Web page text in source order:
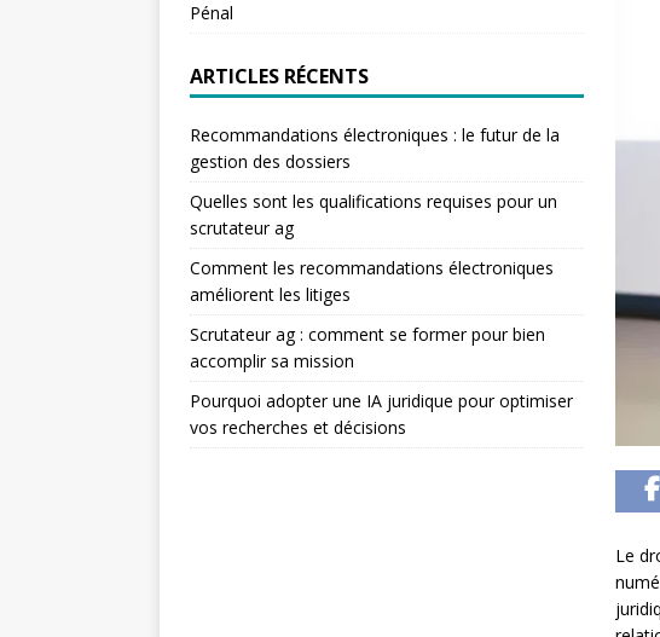
Le
Pénal
ARTICLES RÉCENTS
Recommandations électroniques : le futur de la
gestion des dossiers
Quelles sont les qualifications requises pour un
scrutateur ag
Comment les recommandations électroniques
améliorent les litiges
Scrutateur ag : comment se former pour bien
accomplir sa mission
Pourquoi adopter une IA juridique pour optimiser
vos recherches et décisions